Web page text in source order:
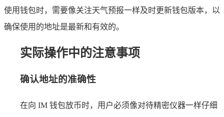
使用钱包时，需要像关注天气预报一样及时更新钱包版本，以
确保使用的地址是最新和有效的。
实际操作中的注意事项
确认地址的准确性
在向 IM 钱包放币时，用户必须像对待精密仪器一样仔细